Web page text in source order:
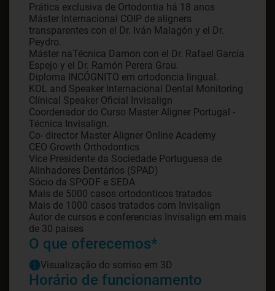
Prática exclusiva de Ortodontia há 18 anos
Máster Internacional COIP de aligners
transparentes con el Dr. Iván Malagón y el Dr.
Peydro.
Máster naTécnica Damon con el Dr. Rafael García
Espejo y el Dr. Ramón Perera Grau.
Diploma INCÓGNITO em ortodoncia lingual.
KOL and Speaker Internacional Dental Monitoring
Clínical Speaker Oficial Invisalign
Coordenador do Curso Master Aligner Portugal -
Técnica Invisalign.
Co- director Master Aligner Online Academy
CEO Growth Orthodontics
Vice Presidente da Sociedade Portuguesa de
Alinhadores Dentários (SPAD)
Sócio da SPODF e SEDA
Mais de 5000 casos ortodonticos tratados
Mais de 1000 casos tratados com Invisalign
Autor de cursos e conferencias Invisalign em mais
de 30 paises
O que oferecemos*
Visualização do sorriso em 3D
Horário de funcionamento